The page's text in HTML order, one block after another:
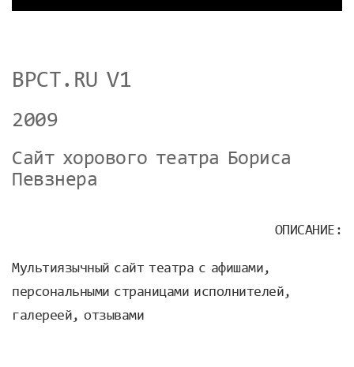
BPCT.RU V1
2009
Сайт хорового театра Бориса
Певзнера
ОПИСАНИЕ:
Мультиязычный сайт театра с афишами,
персональными страницами исполнителей,
галереей, отзывами